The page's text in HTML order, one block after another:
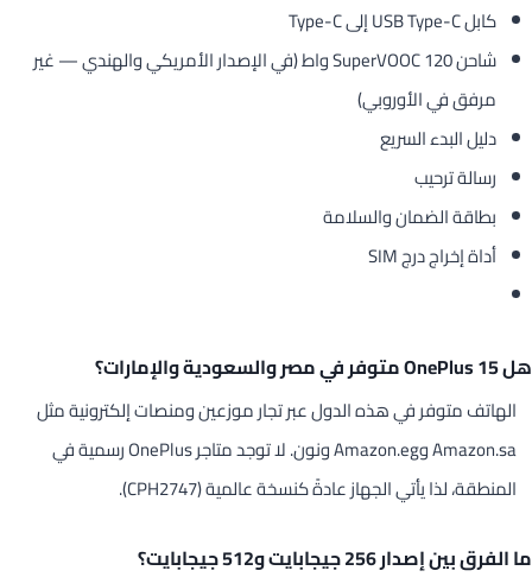
كابل USB Type-C إلى Type-C
شاحن SuperVOOC 120 واط (في الإصدار الأمريكي والهندي — غير
مرفق في الأوروبي)
دليل البدء السريع
رسالة ترحيب
بطاقة الضمان والسلامة
أداة إخراج درج SIM
هل OnePlus 15 متوفر في مصر والسعودية والإمارات؟
الهاتف متوفر في هذه الدول عبر تجار موزعين ومنصات إلكترونية مثل
Amazon.sa وAmazon.eg ونون. لا توجد متاجر OnePlus رسمية في
المنطقة، لذا يأتي الجهاز عادةً كنسخة عالمية (CPH2747).
ما الفرق بين إصدار 256 جيجابايت و512 جيجابايت؟